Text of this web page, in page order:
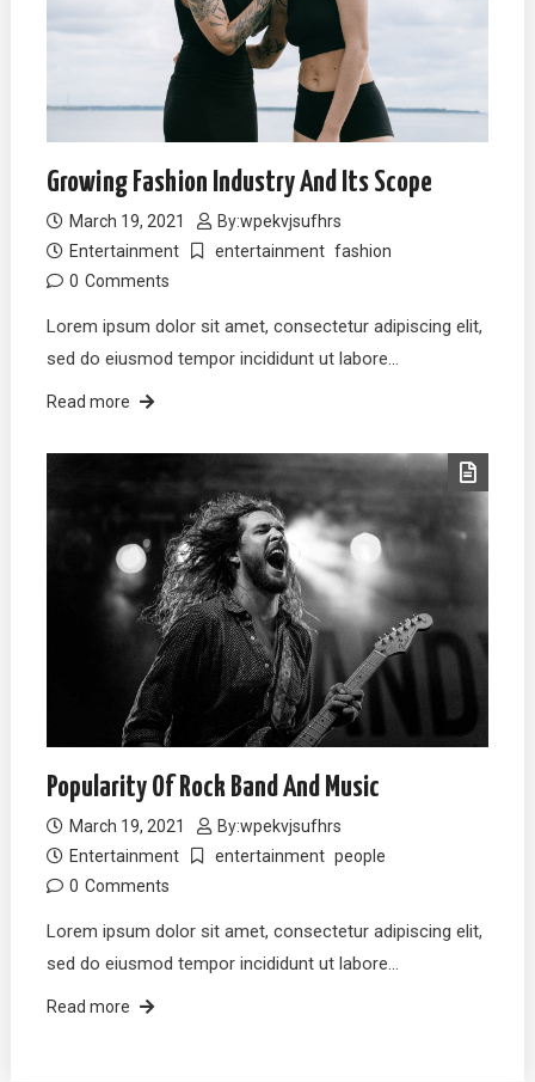
Growing Fashion Industry And Its Scope
March 19, 2021 By:wpekvjsufhrs
Entertainment
entertainment fashion
0 Comments
Lorem ipsum dolor sit amet, consectetur adipiscing elit,
sed do eiusmod tempor incididunt ut labore…
Read more
Popularity Of Rock Band And Music
March 19, 2021 By:wpekvjsufhrs
Entertainment
entertainment people
0 Comments
Lorem ipsum dolor sit amet, consectetur adipiscing elit,
sed do eiusmod tempor incididunt ut labore…
Read more